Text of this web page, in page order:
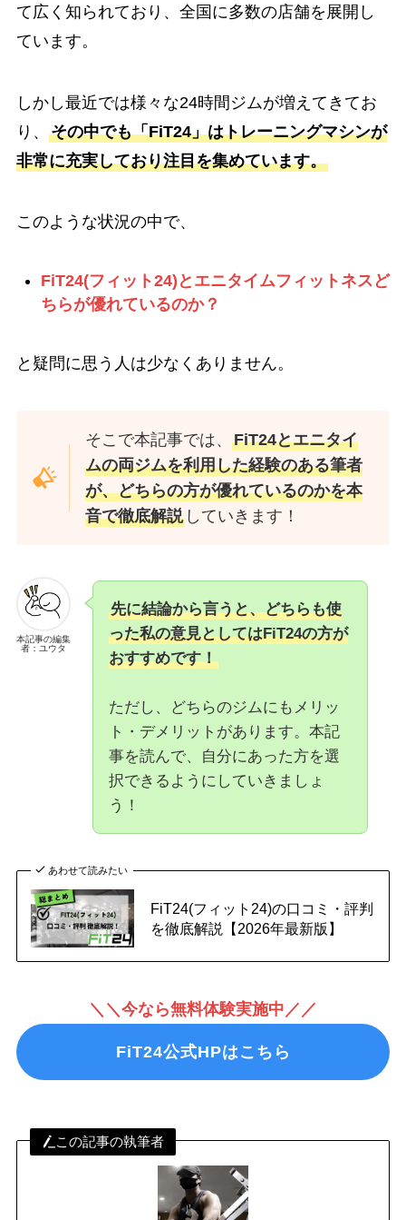
て広く知られており、全国に多数の店舗を展開し
ています。
しかし最近では様々な24時間ジムが増えてきてお
り、 その中でも「FiT24」はトレーニングマシンが
非常に充実しており注目を集めています。
このような状況の中で、
FiT24(フィット24)とエニタイムフィットネスど
ちらが優れているのか？
と疑問に思う人は少なくありません。
そこで本記事では、FiT24とエニタイ
ムの両ジムを利用した経験のある筆者
が、どちらの方が優れているのかを本
音で徹底解説 していきます！
本記事の編集
者：ユウタ
先に結論から言うと、どちらも使
った私の意見としてはFiT24の方が
おすすめです！
ただし、どちらのジムにもメリッ
ト・デメリットがあります。本記
事を読んで、自分にあった方を選
択できるようにしていきましょ
う！
あわせて読みたい
FiT24(フィット24)の口コミ・評判
を徹底解説【2026年最新版】
＼＼今なら無料体験実施中／／
FiT24公式HPはこちら
この記事の執筆者